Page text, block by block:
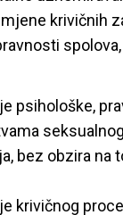
krivičnih
spolova,
psihološke,
bez obzira na
krivičnog